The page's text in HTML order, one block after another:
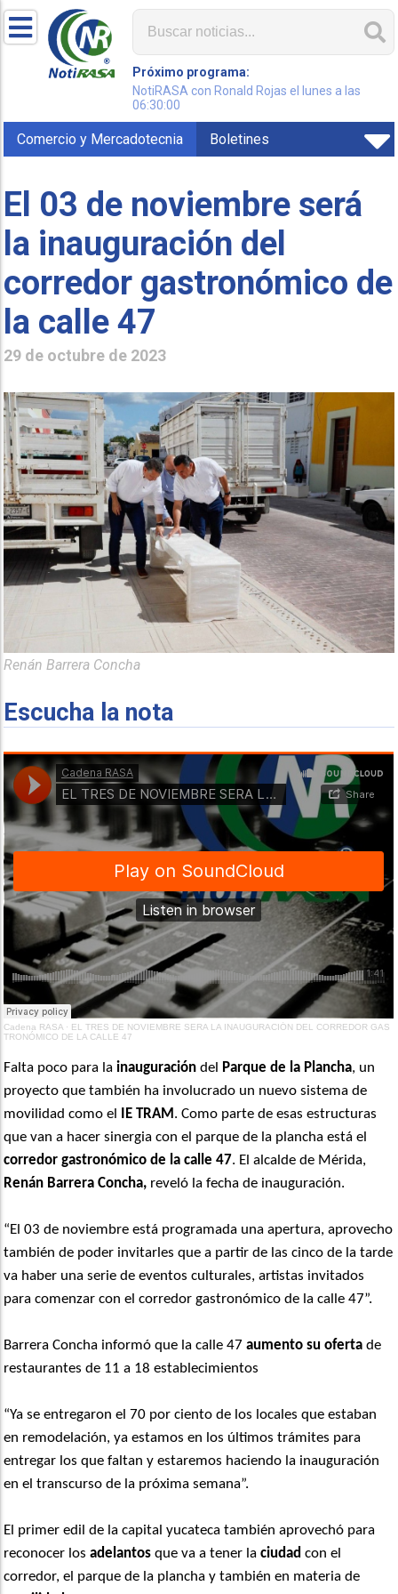
Próximo programa:
NotiRASA con Ronald Rojas el lunes a las
06:30:00
Comercio y Mercadotecnia Boletines
El 03 de noviembre será
la inauguración del
corredor gastronómico de
la calle 47
29 de octubre de 2023
Renán Barrera Concha
Escucha la nota
Cadena RASA · EL TRES DE NOVIEMBRE SERA LA INAUGURACIÓN DEL CORREDOR GAS
TRONÓMICO DE LA CALLE 47
Falta poco para la inauguración del Parque de la Plancha, un
proyecto que también ha involucrado un nuevo sistema de
movilidad como el
IE TRAM . Como parte de esas estructuras
que van a hacer sinergia con el parque de la plancha está el
corredor gastronómico de la calle 47. El alcalde de Mérida,
Renán Barrera Concha, reveló la fecha de inauguración.
“El 03 de noviembre está programada una apertura, aprovecho
también de poder invitarles que a partir de las cinco de la tarde
va haber una serie de eventos culturales, artistas invitados
para comenzar con el corredor gastronómico de la calle 47”.
Barrera Concha informó que la calle 47aumento su oferta de
restaurantes de 11 a 18 establecimientos
“Ya se entregaron el 70 por ciento de los locales que estaban
en remodelación, ya estamos en los últimos trámites para
entregar los que faltan y estaremos haciendo la inauguración
en el transcurso de la próxima semana”.
El primer edil de la capital yucateca también aprovechó para
reconocer losadelantos que va a tener laciudad con el
corredor, el parque de la plancha y también en materia de